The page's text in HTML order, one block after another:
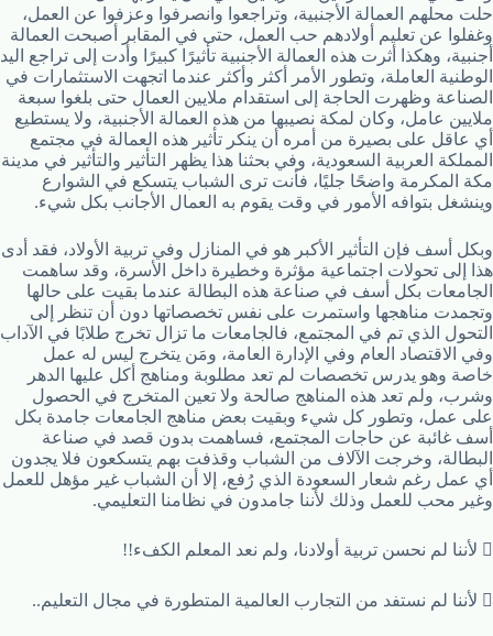
حلت محلهم العمالة الأجنبية، وتراجعوا وانصرفوا وعزفوا عن العمل،
وغفلوا عن تعليم أولادهم حب العمل، حتى في المقابر أصبحت العمالة
أجنبية، وهكذا أثرت هذه العمالة الأجنبية تأثيرًا كبيرًا وأدت إلى تراجع اليد
الوطنية العاملة، وتطور الأمر أكثر وأكثر عندما اتجهت الاستثمارات في
الصناعة وظهرت الحاجة إلى استقدام ملايين العمال حتى بلغوا سبعة
ملايين عامل، وكان لمكة نصيبها من هذه العمالة الأجنبية، ولا يستطيع
أي عاقل على بصيرة من أمره أن ينكر تأثير هذه العمالة في مجتمع
المملكة العربية السعودية، وفي بحثنا هذا يظهر التأثير والتأثير في مدينة
مكة المكرمة واضحًا جليًا، فأنت ترى الشباب يتسكع في الشوارع
وينشغل بتوافه الأمور في وقت يقوم به العمال الأجانب بكل شيء.
وبكل أسف فإن التأثير الأكبر هو في المنازل وفي تربية الأولاد، فقد أدى
هذا إلى تحولات اجتماعية مؤثرة وخطيرة داخل الأسرة، وقد ساهمت
الجامعات بكل أسف في صناعة هذه البطالة عندما بقيت على حالها
وتجمدت مناهجها واستمرت على نفس تخصصاتها دون أن تنظر إلى
التحول الذي تم في المجتمع، فالجامعات ما تزال تخرج طلابًا في الآداب
وفي الاقتصاد العام وفي الإدارة العامة، ومَن يتخرج ليس له عمل
خاصة وهو يدرس تخصصات لم تعد مطلوبة ومناهج أكل عليها الدهر
وشرب، ولم تعد هذه المناهج صالحة ولا تعين المتخرج في الحصول
على عمل، وتطور كل شيء وبقيت بعض مناهج الجامعات جامدة بكل
أسف غائبة عن حاجات المجتمع، فساهمت بدون قصد في صناعة
البطالة، وخرجت الآلاف من الشباب وقذفت بهم يتسكعون فلا يجدون
أي عمل رغم شعار السعودة الذي رُفع، إلا أن الشباب غير مؤهل للعمل
وغير محب للعمل وذلك لأننا جامدون في نظامنا التعليمي.
 لأننا لم نحسن تربية أولادنا، ولم نعد المعلم الكفء!!
 لأننا لم نستفد من التجارب العالمية المتطورة في مجال التعليم..